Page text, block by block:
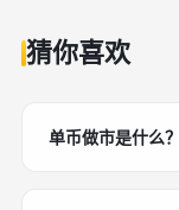
猜你喜欢
单币做市是什么